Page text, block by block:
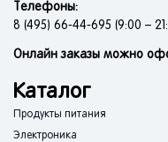
Телефоны:
8 (495) 66-44-695 (9:00 –
Онлайн заказы можно
Каталог
Продукты питания
Электроника